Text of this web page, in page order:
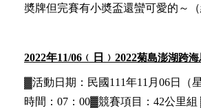
奬牌但完賽有小奬盃還蠻可愛的～
（
2022年11/06 ﹙日﹚ 2022菊島澎湖跨
▓活動日期： 民國111年11月06日
（
時間：07：00▓競賽項目：42公里